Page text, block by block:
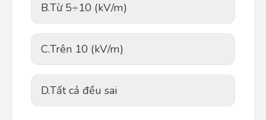
B.Từ 5÷10 (kV/m)
C.Trên 10 (kV/m)
D.Tất cả đều sai